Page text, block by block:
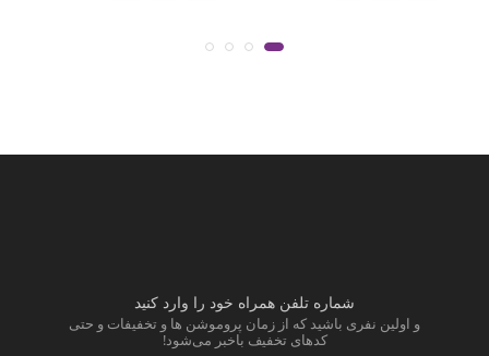
شماره تلفن همراه خود را وارد کنید
و اولین نفری باشید که از زمان پروموشن ها و تخفیفات و حتی
کدهای تخفیف باخبر می‌شود!